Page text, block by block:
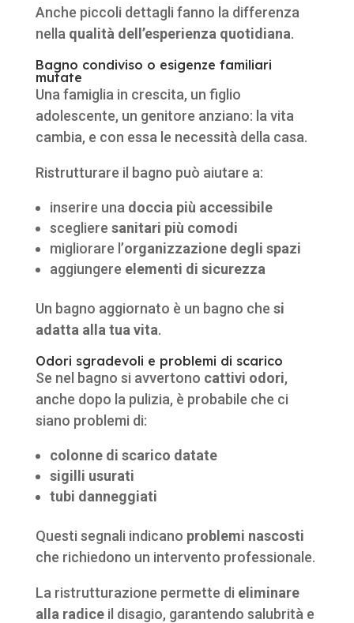
Anche piccoli dettagli fanno la differenza
nella qualità dell’esperienza quotidiana.
Bagno condiviso o esigenze familiari
mutate
Una famiglia in crescita, un figlio
adolescente, un genitore anziano: la vita
cambia, e con essa le necessità della casa.
Ristrutturare il bagno può aiutare a:
inserire una doccia più accessibile
scegliere sanitari più comodi
migliorare l’organizzazione degli spazi
aggiungere elementi di sicurezza
Un bagno aggiornato è un bagno che si
adatta alla tua vita.
Odori sgradevoli e problemi di scarico
Se nel bagno si avvertono cattivi odori,
anche dopo la pulizia, è probabile che ci
siano problemi di:
colonne di scarico datate
sigilli usurati
tubi danneggiati
Questi segnali indicano problemi nascosti
che richiedono un intervento professionale.
La ristrutturazione permette di eliminare
alla radiceil disagio, garantendo salubrità e